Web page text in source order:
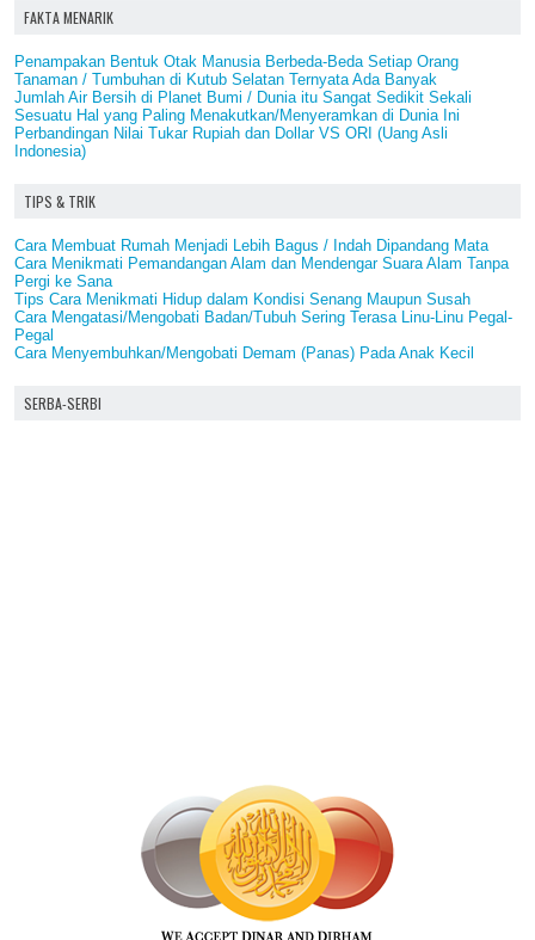
FAKTA MENARIK
Penampakan Bentuk Otak Manusia Berbeda-Beda Setiap Orang
Tanaman / Tumbuhan di Kutub Selatan Ternyata Ada Banyak
Jumlah Air Bersih di Planet Bumi / Dunia itu Sangat Sedikit Sekali
Sesuatu Hal yang Paling Menakutkan/Menyeramkan di Dunia Ini
Perbandingan Nilai Tukar Rupiah dan Dollar VS ORI (Uang Asli
Indonesia)
TIPS & TRIK
Cara Membuat Rumah Menjadi Lebih Bagus / Indah Dipandang Mata
Cara Menikmati Pemandangan Alam dan Mendengar Suara Alam Tanpa
Pergi ke Sana
Tips Cara Menikmati Hidup dalam Kondisi Senang Maupun Susah
Cara Mengatasi/Mengobati Badan/Tubuh Sering Terasa Linu-Linu Pegal-
Pegal
Cara Menyembuhkan/Mengobati Demam (Panas) Pada Anak Kecil
SERBA-SERBI